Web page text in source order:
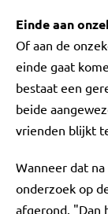
Einde aan
Of aan de
einde gaat
bestaat een
beide
vrienden blijkt
Wanneer dat
onderzoek op
afgerond. "Dan